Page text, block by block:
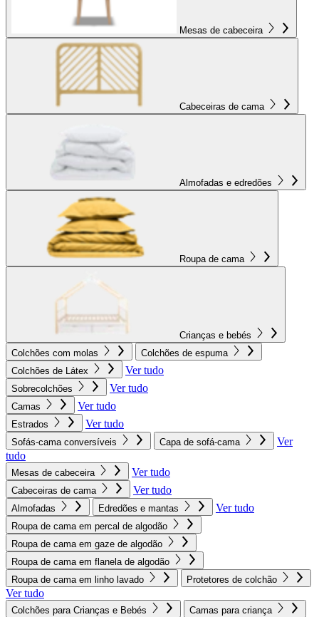
Mesas de cabeceira
Cabeceiras de cama
Almofadas e edredões
Roupa de cama
Crianças e bebés
Colchões com molas
Colchões de espuma
Colchões de Látex
Ver tudo
Sobrecolchões Ver tudo
Camas Ver tudo
Estrados Ver tudo
Sofás-cama conversíveis Capa de sofá-cama
Ver
tudo
Mesas de cabeceira Ver tudo
Cabeceiras de cama Ver tudo
Almofadas Edredões e mantas Ver tudo
Roupa de cama em percal de algodão
Roupa de cama em gaze de algodão
Roupa de cama em flanela de algodão
Roupa de cama em linho lavado
Protetores de colchão
Ver tudo
Colchões para Crianças e Bebés Camas para criança